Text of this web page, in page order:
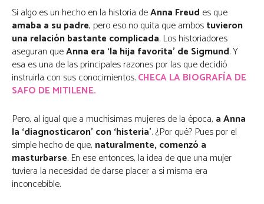
Si algo es un hecho en la historia deAnna Freud es que
amaba a su padre, pero eso no quita que ambostuvieron
una relación bastante complicada. Los historiadores
aseguran queAnna era ‘la hija favorita’ de Sigmund. Y
esa es una de las principales razones por las que decidió
instruirla con sus conocimientos.CHECA LA BIOGRAFÍA DE
SAFO DE MITILENE.
Pero, al igual que a muchísimas mujeres de la época, a Anna
la ‘diagnosticaron’ con ‘histeria’. ¿Por qué? Pues por el
simple hecho de que, naturalmente, comenzó a
masturbarse. En ese entonces, la idea de que una mujer
tuviera la necesidad de darse placer a sí misma era
inconcebible.